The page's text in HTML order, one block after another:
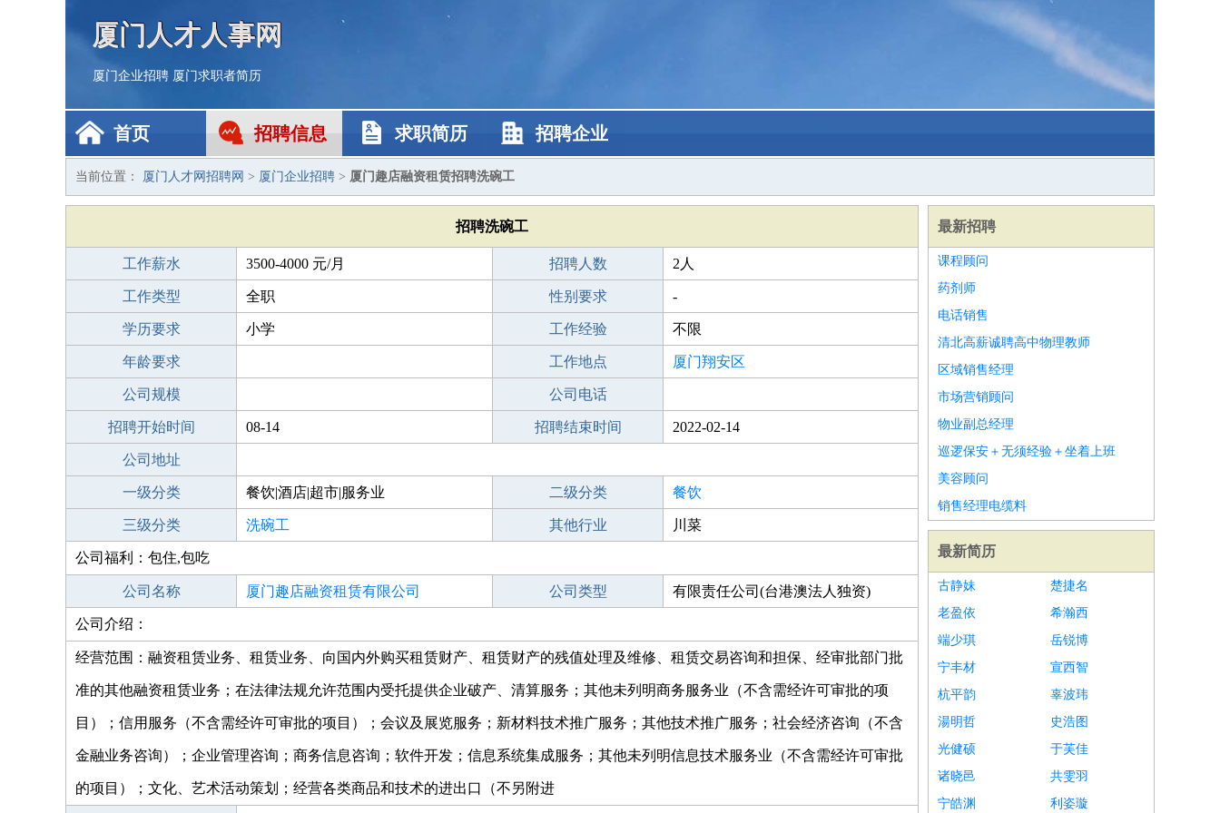
厦门人才人事网
厦门企业招聘 厦门求职者简历
首页 招聘信息 求职简历 招聘企业
当前位置： 厦门人才网招聘网 > 厦门企业招聘 > 厦门趣店融资租赁招聘洗碗工
招聘洗碗工
工作薪水 3500-4000 元/月 招聘人数 2人
工作类型 全职 性别要求 -
学历要求 小学 工作经验 不限
年龄要求 工作地点 厦门翔安区
公司规模 公司电话
招聘开始时间 08-14 招聘结束时间 2022-02-14
公司地址
一级分类 餐饮|酒店|超市|服务业 二级分类 餐饮
三级分类 洗碗工 其他行业 川菜
公司福利：包住,包吃
公司名称 厦门趣店融资租赁有限公司 公司类型 有限责任公司(台港澳法人独资)
公司介绍：
经营范围：融资租赁业务、租赁业务、向国内外购买租赁财产、租赁财产的残值处理及维修、租赁交易咨询和担保、经审批部门批
准的其他融资租赁业务；在法律法规允许范围内受托提供企业破产、清算服务；其他未列明商务服务业（不含需经许可审批的项
目）；信用服务（不含需经许可审批的项目）；会议及展览服务；新材料技术推广服务；其他技术推广服务；社会经济咨询（不含
金融业务咨询）；企业管理咨询；商务信息咨询；软件开发；信息系统集成服务；其他未列明信息技术服务业（不含需经许可审批
的项目）；文化、艺术活动策划；经营各类商品和技术的进出口（不另附进
最新招聘
课程顾问
药剂师
电话销售
清北高薪诚聘高中物理教师
区域销售经理
市场营销顾问
物业副总经理
巡逻保安＋无须经验＋坐着上班
美容顾问
销售经理电缆料
最新简历
古静妹
楚捷名
老盈依
希瀚西
端少琪
岳锐博
宁丰材
宣西智
杭平韵
辜波玮
湯明哲
史浩图
光健硕
于芙佳
诸晓邑
共雯羽
宁皓渊
利姿璇